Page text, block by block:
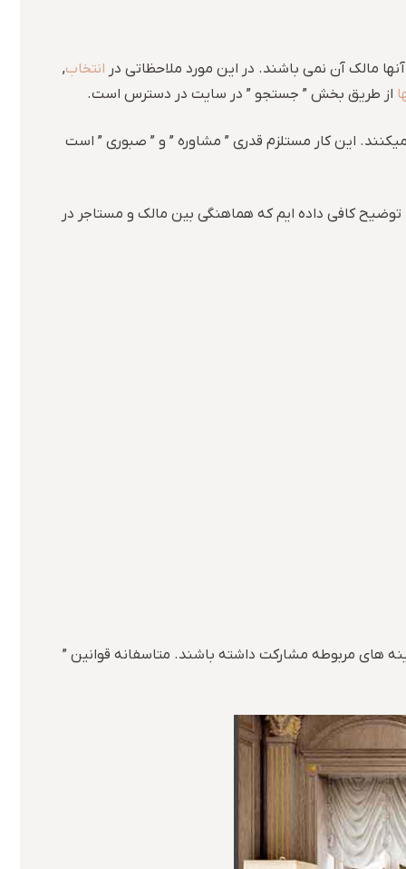
مالک آن نمی باشند. در این مورد ملاحظاتی در انتخاب,
از طریق بخش ” جستجو ” در سایت در دسترس است.
این کار مستلزم قدری ” مشاوره ” و ” صبوری ” است
توضیح کافی داده ایم که هماهنگی بین مالک و مستاجر در
های مربوطه مشارکت داشته باشند. متاسفانه قوانین ”